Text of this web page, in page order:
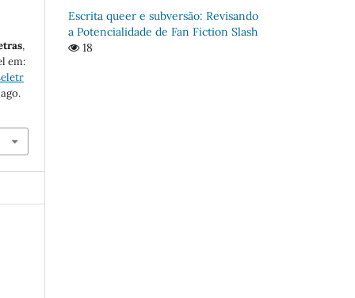
,
em:
Escrita queer e subversão: Revisando
a Potencialidade de Fan Fiction Slash
18